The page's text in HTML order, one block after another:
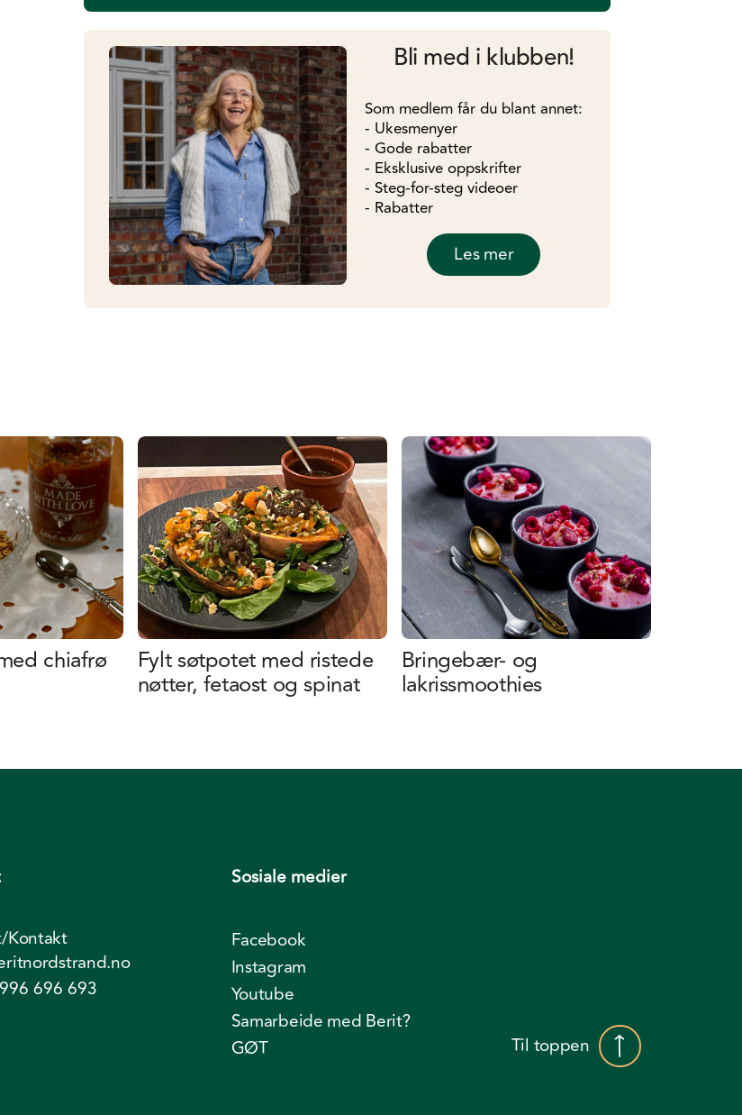
Bli med i klubben!
Som medlem får du blant annet:
- Ukesmenyer
- Gode rabatter
- Eksklusive oppskrifter
- Steg-for-steg videoer
- Rabatter
Les mer
chiafrø Fylt søtpotet med ristede
nøtter, fetaost og spinat
Bringebær- og
lakrissmoothies
Kontakt
696 693
Sosiale medier
Facebook
Instagram
Youtube
Samarbeide med Berit?
GØT
Til toppen